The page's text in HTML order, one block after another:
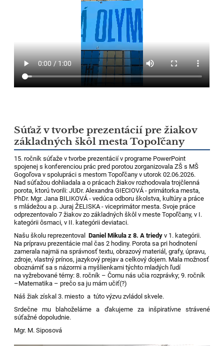
Súťaž v tvorbe prezentácií pre žiakov
základných škôl mesta Topoľčany
15. ročník súťaže v tvorbe prezentácií v programe PowerPoint
spojenej s konferenciou prác pred porotou zorganizovala ZŠ s MŠ
Gogoľova v spolupráci s mestom Topoľčany v utorok 02.06.2026.
Nad súťažou dohliadala a o prácach žiakov rozhodovala trojčlenná
porota, ktorú tvorili: JUDr. Alexandra GIECIOVÁ - primátorka mesta,
PhDr. Mgr. Jana BILIKOVÁ - vedúca odboru školstva, kultúry a práce
s mládežou a p. Juraj ŽELISKA - viceprimátor mesta. Svoje práce
odprezentovalo 7 žiakov zo základných škôl v meste Topoľčany, v I.
kategórii ôsmaci, v II. kategórii deviataci.
Našu školu reprezentovalDaniel Mikula z 8. A triedy v 1. kategórii.
Na prípravu prezentácie mal čas 2 hodiny. Porota sa pri hodnotení
zamerala najmä na správnosť textu, obrazový materiál, grafy, úpravu,
zdroje, vlastný prínos, jazykový prejav a celkový dojem. Mala možnosť
oboznámiť sa s názormi a myšlienkami týchto mladých ľudí
na vyžrebované témy: 8. ročník – Čomu nás učia rozprávky; 9. ročník
–Matematika – prečo sa ju mám učiť(?)
Náš žiak získal 3. miesto a túto výzvu zvládol skvele.
Srdečne mu blahoželáme a ďakujeme za inšpiratívne strávené
súťažné dopoludnie.
Mgr. M. Siposová